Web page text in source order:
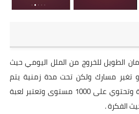
الطويل للخروج من الملل اليومي حيث
تغير مسارك ولكن تحت مدة زمنية يتم
تحديدها خلال كل مرحلة وتحتوي على 1000 مستوى وتعتبر لعبة
الفكرة .